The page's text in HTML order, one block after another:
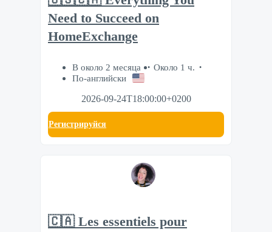
Need to Succeed on
HomeExchange
В около 2 месяца
Около 1 ч.
По-английски
2026-09-24T18:00:00+0200
Регистрируйся
🇨🇦 Les essentiels pour